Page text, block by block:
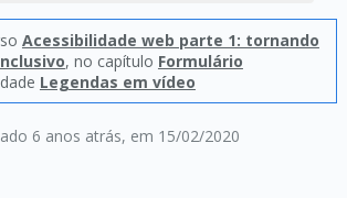
6 anos atrás, em 15/02/2020
Acessibilidade web parte 1: tornando
, no capítulo Formulário
Legendas em vídeo